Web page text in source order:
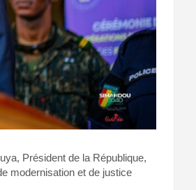
Président de la République,
modernisation et de justice